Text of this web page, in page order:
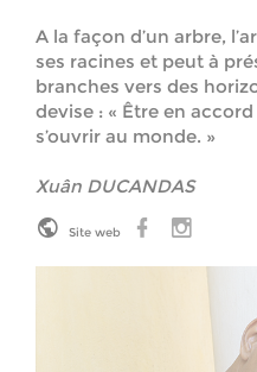
A la façon d’un arbre,
ses racines et peut à
branches vers des
devise : « Être en
s’ouvrir au monde. »
Xuân DUCANDAS
Site web